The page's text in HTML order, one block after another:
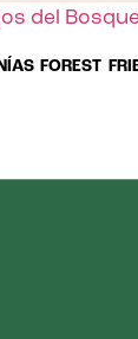
FOREST